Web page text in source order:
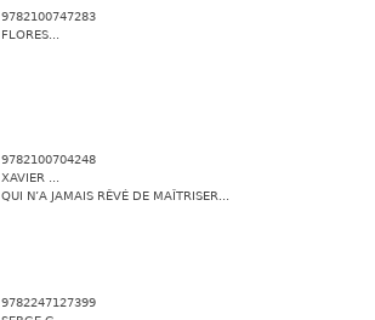
9782100747283
FLORES...
9782100704248
XAVIER ...
QUI N’A JAMAIS RÊVÉ DE MAÎTRISER...
9782247127399